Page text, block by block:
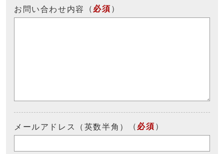
お問い合わせ内容 （ 必須 ）
メールアドレス（英数半角） （ 必須 ）